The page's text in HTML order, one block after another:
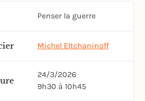
Penser la guerre
Michel Eltchaninoff
24/3/2026
9h30 à 10h45